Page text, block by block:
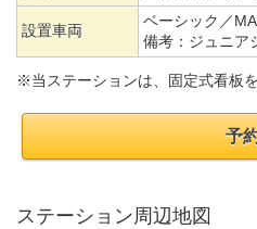
設置車両
ベーシック／
備考： ジュニア
※当ステーションは、固定式看板
予
ステーション周辺地図